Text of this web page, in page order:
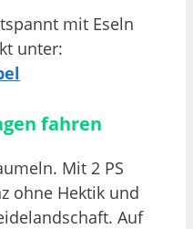
mit Eseln
unter:
fahren
Mit 2 PS
ohne Hektik und
Auf